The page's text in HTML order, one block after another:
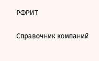
РФРИТ
Справочник компаний